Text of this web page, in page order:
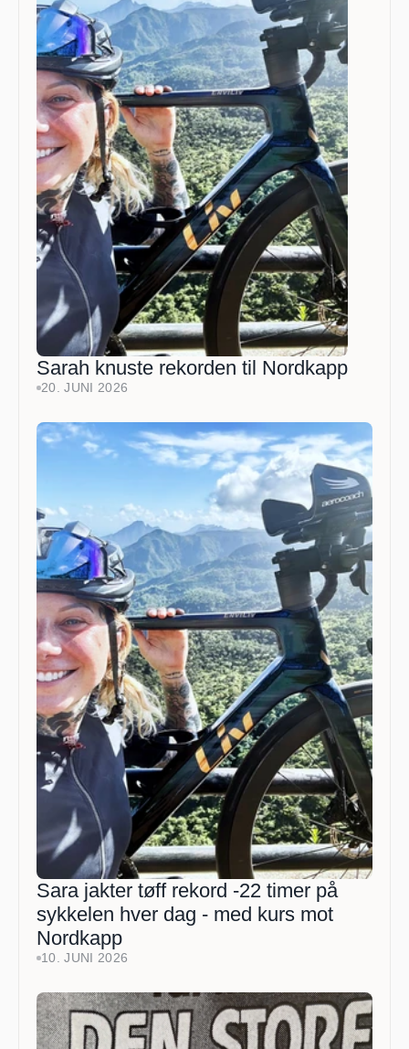
Sarah knuste rekorden til Nordkapp
20. JUNI 2026
Sara jakter tøff rekord -22 timer på
sykkelen hver dag - med kurs mot
Nordkapp
10. JUNI 2026